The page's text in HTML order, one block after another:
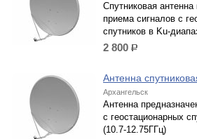
Спутниковая
приема сигналов с
спутников в Ku-
2 800 р.
Антенна
Архангельск
Антенна
с геостационарных
(10.7-12.75ГГц)